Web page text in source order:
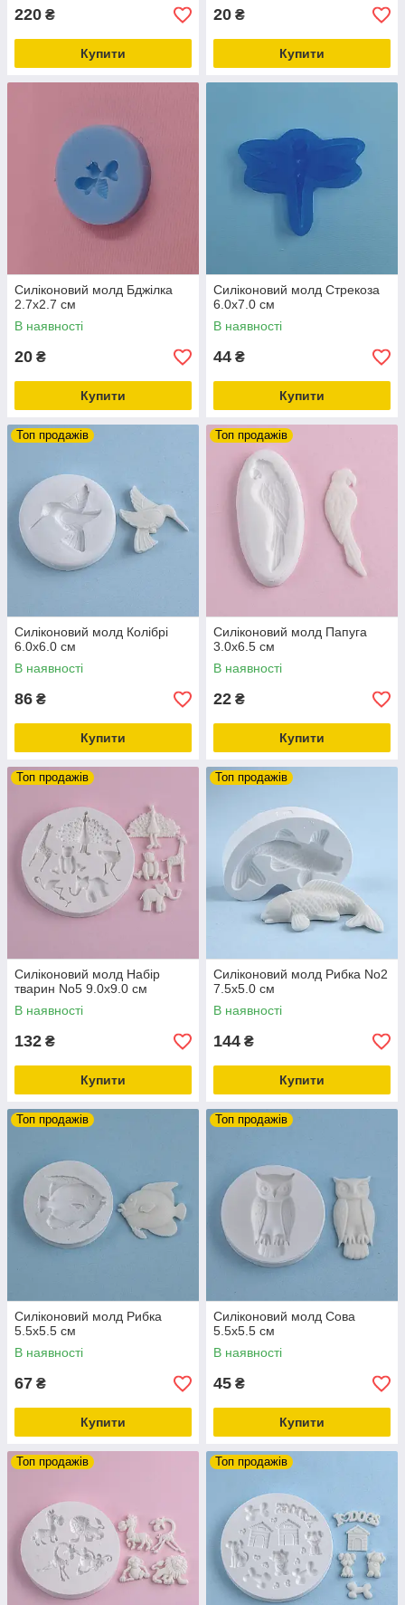
220 ₴
Купити
20 ₴
Купити
Силіконовий молд Бджілка
2.7х2.7 см
В наявності
20 ₴
Купити
Силіконовий молд Стрекоза
6.0х7.0 см
В наявності
44 ₴
Купити
Топ продажів
Силіконовий молд Колібрі
6.0х6.0 см
В наявності
86 ₴
Купити
Топ продажів
Силіконовий молд Папуга
3.0х6.5 см
В наявності
22 ₴
Купити
Топ продажів
Силіконовий молд Набір
тварин No5 9.0х9.0 см
В наявності
132 ₴
Купити
Топ продажів
Силіконовий молд Рибка No2
7.5х5.0 см
В наявності
144 ₴
Купити
Топ продажів
Силіконовий молд Рибка
5.5х5.5 см
В наявності
67 ₴
Купити
Топ продажів
Силіконовий молд Сова
5.5х5.5 см
В наявності
45 ₴
Купити
Топ продажів Топ продажів